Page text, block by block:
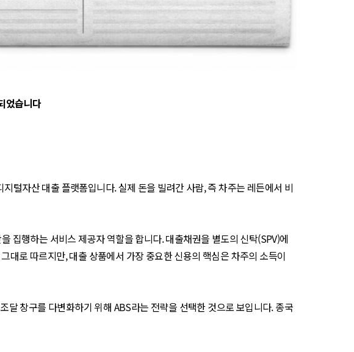
었습니다
털자산 대출 플랫폼입니다. 실제 돈을 빌려간 사람, 즉 차주는 레든에서 비
집행하는 서비스 제공자 역할을 합니다. 대출채권을 별도의 신탁(SPV)에
대로 따르지만, 대출 상품에서 가장 중요한 신용의 핵심은 차주의 소득이
창구를 다변화하기 위해 ABS라는 전략을 선택한 것으로 보입니다. 종국